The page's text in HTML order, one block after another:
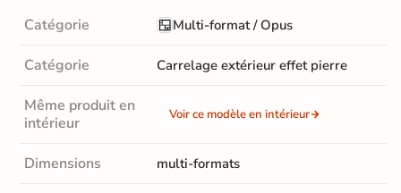
Catégorie Multi-format / Opus
Catégorie Carrelage extérieur effet pierre
Même produit en
intérieur
Voir ce modèle en intérieur
Dimensions multi-formats